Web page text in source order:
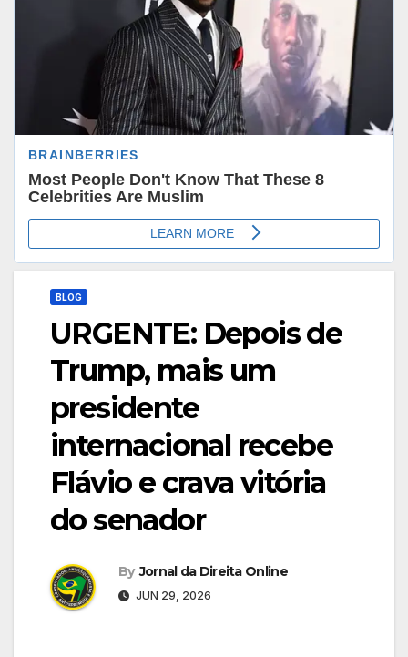
BLOG
URGENTE: Depois de
Trump, mais um
presidente
internacional recebe
Flávio e crava vitória
do senador
By Jornal da Direita Online
JUN 29, 2026